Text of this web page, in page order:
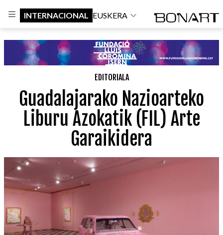
INTERNACIONAL EUSKERA
EDITORIALA
Guadalajarako Nazioarteko
Liburu Azokatik (FIL) Arte
Garaikidera